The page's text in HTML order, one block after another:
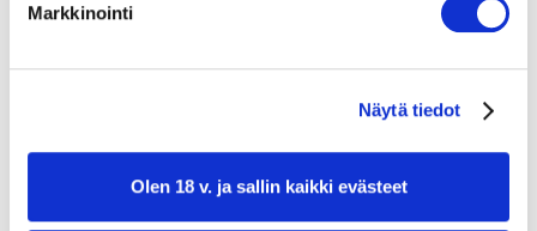
Markkinointi
Näytä tiedot
Olen 18 v. ja sallin kaikki evästeet